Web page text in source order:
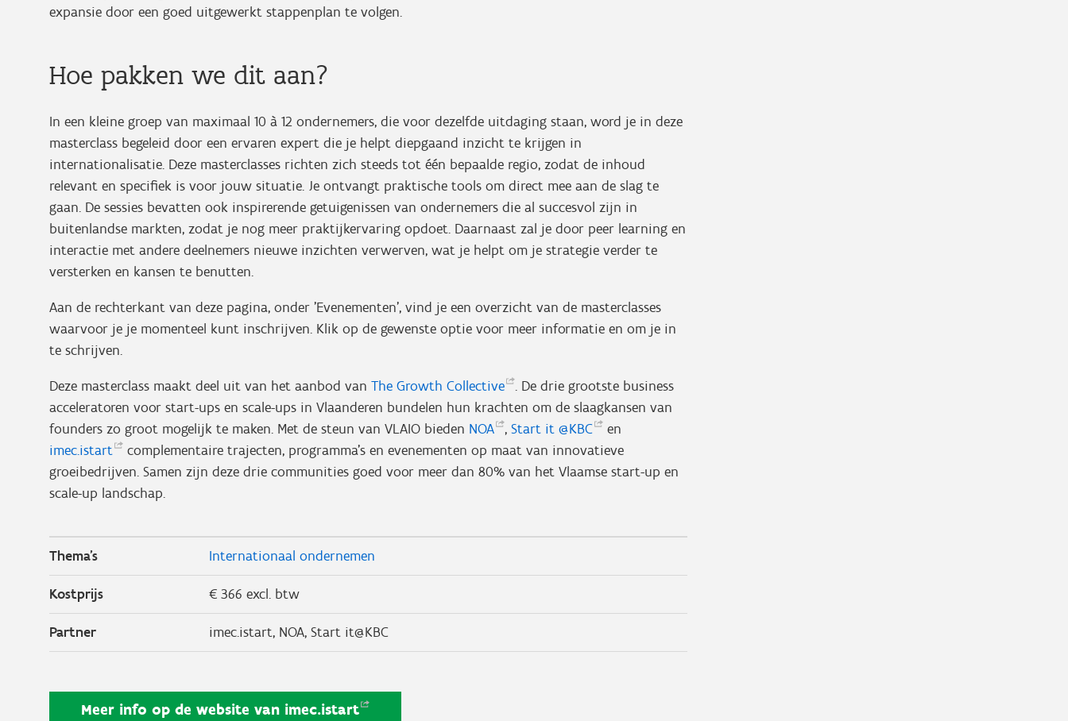
expansie door een goed uitgewerkt stappenplan te volgen.
Hoe pakken we dit aan?
In een kleine groep van maximaal 10 à 12 ondernemers, die voor dezelfde uitdaging staan, word je in deze
masterclass begeleid door een ervaren expert die je helpt diepgaand inzicht te krijgen in
internationalisatie. Deze masterclasses richten zich steeds tot één bepaalde regio, zodat de inhoud
relevant en specifiek is voor jouw situatie. Je ontvangt praktische tools om direct mee aan de slag te
gaan. De sessies bevatten ook inspirerende getuigenissen van ondernemers die al succesvol zijn in
buitenlandse markten, zodat je nog meer praktijkervaring opdoet. Daarnaast zal je door peer learning en
interactie met andere deelnemers nieuwe inzichten verwerven, wat je helpt om je strategie verder te
versterken en kansen te benutten.
Aan de rechterkant van deze pagina, onder 'Evenementen', vind je een overzicht van de masterclasses
waarvoor je je momenteel kunt inschrijven. Klik op de gewenste optie voor meer informatie en om je in
te schrijven.
Deze masterclass maakt deel uit van het aanbod van The Growth Collective . De drie grootste business
acceleratoren voor start-ups en scale-ups in Vlaanderen bundelen hun krachten om de slaagkansen van
founders zo groot mogelijk te maken. Met de steun van VLAIO bieden NOA , Start it @KBC
en
imec.istart
complementaire trajecten, programma’s en evenementen op maat van innovatieve
groeibedrijven. Samen zijn deze drie communities goed voor meer dan 80% van het Vlaamse start-up en
scale-up landschap.
Thema's Internationaal ondernemen
Kostprijs € 366 excl. btw
Partner imec.istart, NOA, Start it@KBC
Meer info op de website van imec.istart